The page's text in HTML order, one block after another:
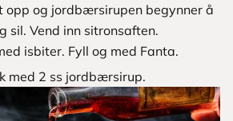
opp og jordbærsirupen begynner å
sil. Vend inn sitronsaften.
isbiter. Fyll og med Fanta.
med 2 ss jordbærsirup.